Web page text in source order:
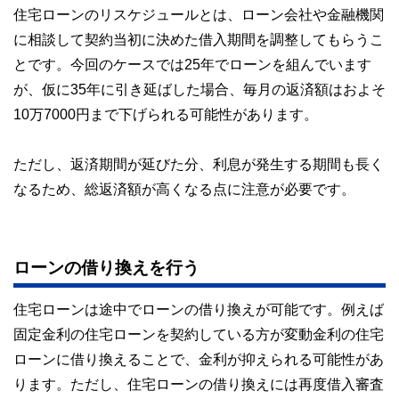
住宅ローンのリスケジュールとは、ローン会社や金融機関
に相談して契約当初に決めた借入期間を調整してもらうこ
とです。今回のケースでは25年でローンを組んでいます
が、仮に35年に引き延ばした場合、毎月の返済額はおよそ
10万7000円まで下げられる可能性があります。
ただし、返済期間が延びた分、利息が発生する期間も長く
なるため、総返済額が高くなる点に注意が必要です。
ローンの借り換えを行う
住宅ローンは途中でローンの借り換えが可能です。例えば
固定金利の住宅ローンを契約している方が変動金利の住宅
ローンに借り換えることで、金利が抑えられる可能性があ
ります。ただし、住宅ローンの借り換えには再度借入審査